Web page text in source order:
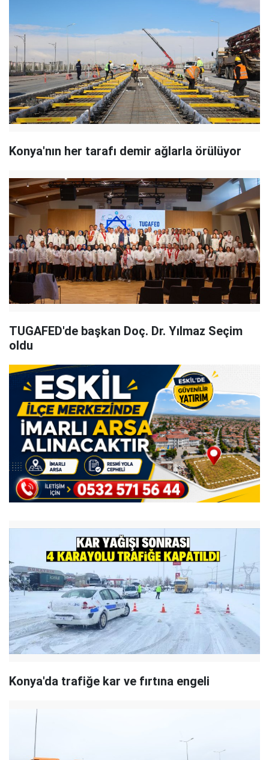
Konya'nın her tarafı demir ağlarla örülüyor
TUGAFED'de başkan Doç. Dr. Yılmaz Seçim
oldu
Konya'da trafiğe kar ve fırtına engeli